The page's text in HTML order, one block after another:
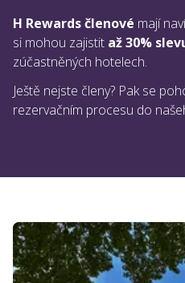
H Rewards členové mají
si mohou zajistit až 30%
zúčastněných hotelech.
Ještě nejste členy? Pak se
rezervačním procesu do